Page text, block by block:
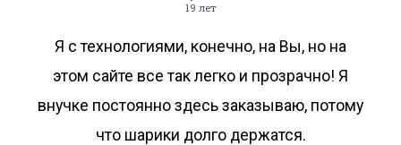
19 лет
Я с технологиями, конечно, на Вы, но на
этом сайте все так легко и прозрачно! Я
внучке постоянно здесь заказываю, потому
что шарики долго держатся.